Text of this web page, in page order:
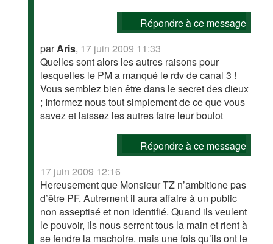
Répondre à ce message
parAris, 17 juin 2009 11:33
Quelles sont alors les autres raisons pour
lesquelles le PM a manqué le rdv de canal 3 !
Vous semblez bien être dans le secret des dieux
; Informez nous tout simplement de ce que vous
savez et laissez les autres faire leur boulot
Répondre à ce message
17 juin 2009 12:16
Hereusement que Monsieur TZ n’ambitione pas
d’être PF. Autrement il aura affaire à un public
non asseptisé et non identifié. Quand ils veulent
le pouvoir, ils nous serrent tous la main et rient à
se fendre la machoire. mais une fois qu’ils ont le